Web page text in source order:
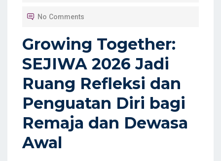
O
N
No Comments
Growing Together:
SEJIWA 2026 Jadi
Ruang Refleksi dan
Penguatan Diri bagi
Remaja dan Dewasa
Awal